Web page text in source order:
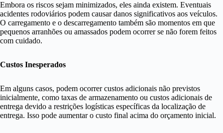
Embora os riscos sejam minimizados, eles ainda existem. Eventuais
acidentes rodoviários podem causar danos significativos aos veículos.
O carregamento e o descarregamento também são momentos em que
pequenos arranhões ou amassados podem ocorrer se não forem feitos
com cuidado.
Custos Inesperados
Em alguns casos, podem ocorrer custos adicionais não previstos
inicialmente, como taxas de armazenamento ou custos adicionais de
entrega devido a restrições logísticas específicas da localização de
entrega. Isso pode aumentar o custo final acima do orçamento inicial.